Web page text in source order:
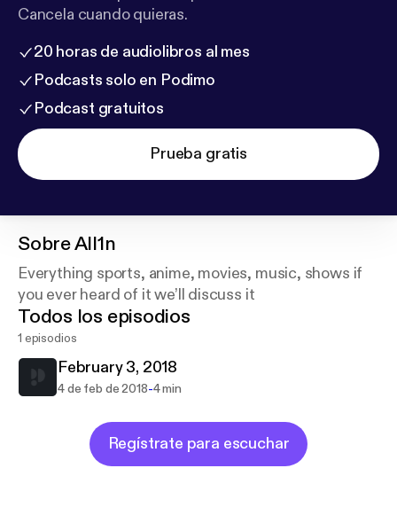
Cancela cuando quieras.
20 horas de audiolibros al mes
Podcasts solo en Podimo
Podcast gratuitos
Prueba gratis
SobreAll1n
Everything sports, anime, movies, music, shows if
you ever heard of it we’ll discuss it
Todos los episodios
1 episodios
February 3, 2018
4 de feb de 2018-4 min
Regístrate para escuchar